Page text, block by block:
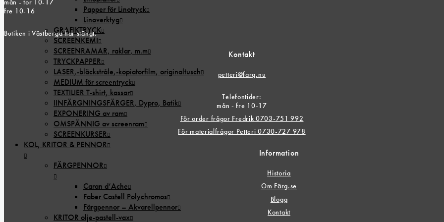
Papper för Linotryck
Linoverktyg
GRAFIKTRYCK
SCREENKEMI
SCREENRAMAR, raklar, m.m
TRYCKPAPPER
LASER,-bläckstråle,-kopiatorfilm, oríginaltusch
MEDIUM för screentryck
TEXTILIER T-shirt, kassar
IINFÄRGNINGSFÄRGER, Dypro, Batik
EXPONERING av ram
OMSPÄNNIG av screenram
SCREENKURSER
KOL, KRITOR & PENNOR
FÄRGPENNOR
Caran d’Ache
Faber Castell Polychromos
Färgpennor – Akvarellpennor
KRITOR olje-pastell-vax
mån - tor 10-17
fre 10-16
Butiken i Västberga har stängt.
Kontakt
petteri@farg.nu
Telefontider:
mån - fre 10-17
För order frågor Fredrik 0703-751 992
För materialfrågor Petteri 0730-727 978
Information
Historia
Om Färg.se
Blogg
Kontakt